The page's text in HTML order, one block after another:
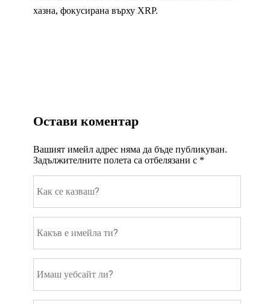
хазна, фокусирана върху XRP.
Остави коментар
Вашият имейл адрес няма да бъде публикуван.
Задължителните полета са отбелязани с *